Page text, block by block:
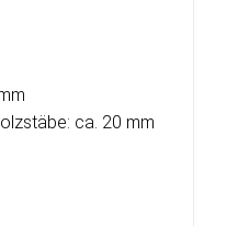
ca. 20 mm